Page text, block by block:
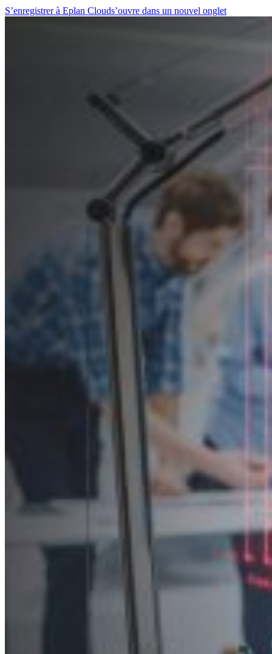
S’enregistrer à Eplan Clouds’ouvre dans un nouvel onglet